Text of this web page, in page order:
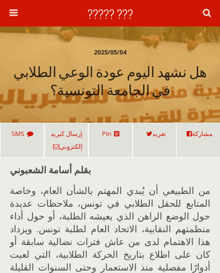
??? ?????
2025/05/04
هل نشهد اليوم عودة الوعي الطلابي
في الجامعة التونسية؟
مشاركة تغريد Pin
إرسال كبريد
إلكتروني
SMS
بقلم أسامة الشعبوني
من الطبيعي أن يُبدي المهتم بالشأن العام، وخاصة
المتابع للحقل الطلابي في تونس، ملاحظات عديدة
حول الوضع الراهن الذي يعيشه الطلبة، أو حول أداء
منظمتهم النقابية، الاتحاد العام لطلبة تونس. ويزداد
هذا الاهتمام لدى من عاش فترات نضالية سابقة أو
كان على اطلاع بتاريخ الحركة الطلابية، التي لعبت
أدوارًا مفصلية منذ الاستعمار وحتى السنوات القليلة